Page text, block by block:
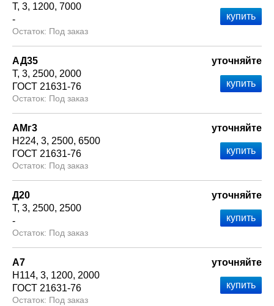
Т 3 1200 7000
-
Под заказ
АД35
Т 3 2500 2000
ГОСТ 21631-76
Под заказ
уточняйте
АМг3
Н224 3 2500 6500
ГОСТ 21631-76
Под заказ
уточняйте
Д20
Т 3 2500 2500
-
Под заказ
уточняйте
А7
Н114 3 1200 2000
ГОСТ 21631-76
Под заказ
уточняйте